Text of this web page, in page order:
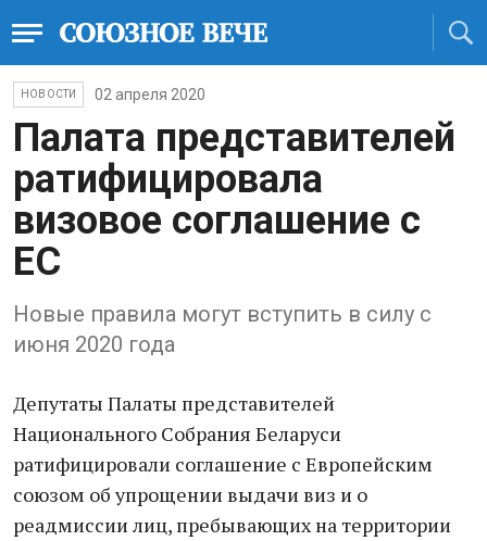
НОВОСТИ 02 апреля 2020
Палата представителей
ратифицировала
визовое соглашение с
ЕС
Новые правила могут вступить в силу с
июня 2020 года
Депутаты Палаты представителей
Национального Собрания Беларуси
ратифицировали соглашение с Европейским
союзом об упрощении выдачи виз и о
реадмиссии лиц, пребывающих на территории